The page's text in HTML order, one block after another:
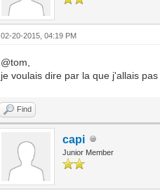
02-20-2015, 04:19 PM
@tom,
je voulais dire par la que j'allais
Find
capi
Junior Member